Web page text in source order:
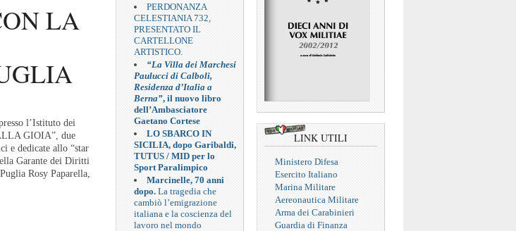
LA
l’Istituto dei
GIOIA”, due
e dedicate allo “star
Garante dei Diritti
Rosy Paparella,
PERDONANZA
CELESTIANIA 732,
PRESENTATO IL
CARTELLONE
ARTISTICO.
“La Villa dei Marchesi
Paulucci di Calboli,
Residenza d’Italia a
Berna”, il nuovo libro
dell’Ambasciatore
Gaetano Cortese
LO SBARCO IN
SICILIA, dopo Garibaldi,
TUTUS / MID per lo
Sport Paralimpico
Marcinelle, 70 anni
dopo. La tragedia che
cambiò l’emigrazione
italiana e la coscienza del
lavoro nel mondo
LINK UTILI
Ministero Difesa
Esercito Italiano
Marina Militare
Aereonautica Militare
Arma dei Carabinieri
Guardia di Finanza